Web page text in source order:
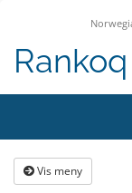
Rankoq
Vis meny